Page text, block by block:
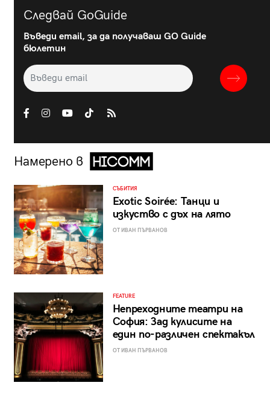
Следвай GoGuide
Въведи email, за да получаваш GO Guide
бюлетин
Намерено в
СЪБИТИЯ
Exotic Soirée: Танци и
изкуство с дъх на лято
ОТ ИВАН ПЪРВАНОВ
FEATURE
Непреходните театри на
София: Зад кулисите на
един по-различен спектакъл
ОТ ИВАН ПЪРВАНОВ